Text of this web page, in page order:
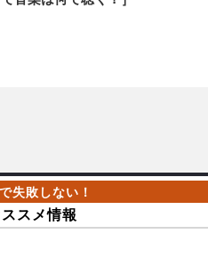
スメ情報